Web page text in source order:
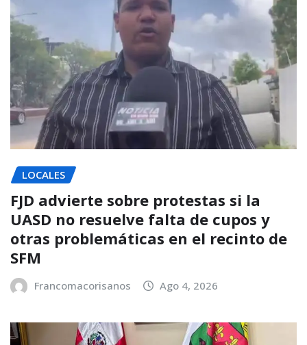
LOCALES
FJD advierte sobre protestas si la
UASD no resuelve falta de cupos y
otras problemáticas en el recinto de
SFM
Francomacorisanos Ago 4, 2026